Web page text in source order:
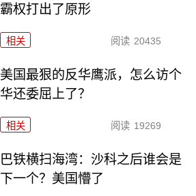
霸权打出了原形
相关 阅读 20435
美国最狠的反华鹰派，怎么访个
华还委屈上了？
相关 阅读 19269
巴铁横扫海湾：沙科之后谁会是
下一个？美国懵了